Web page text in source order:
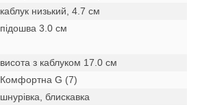
каблук низький, 4.7 см
підошва 3.0 см
висота з каблуком 17.0 см
Комфортна G (7)
шнурівка, блискавка